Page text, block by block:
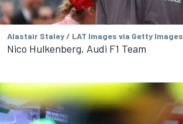
Alastair Staley / LAT Images via Getty Images
Nico Hulkenberg, Audi F1 Team